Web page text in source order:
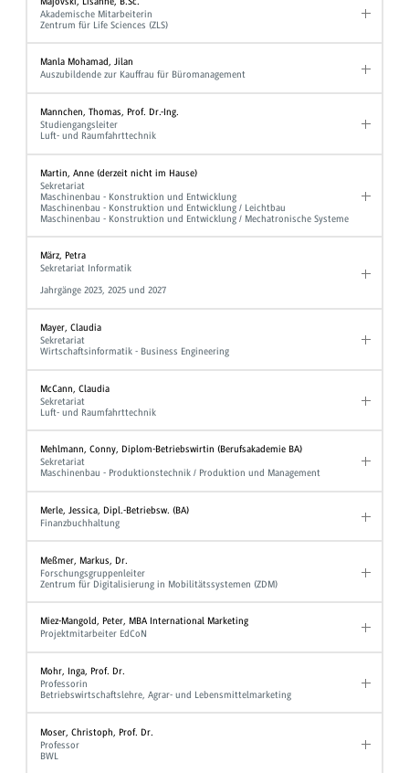
Akademische Mitarbeiterin
Zentrum für Life Sciences (ZLS)
Manla Mohamad, Jilan
Auszubildende zur Kauffrau für Büromanagement
Mannchen, Thomas, Prof. Dr.-Ing.
Studiengangsleiter
Luft- und Raumfahrttechnik
Martin, Anne (derzeit nicht im Hause)
Sekretariat
Maschinenbau - Konstruktion und Entwicklung
Maschinenbau - Konstruktion und Entwicklung / Leichtbau
Maschinenbau - Konstruktion und Entwicklung / Mechatronische Systeme
März, Petra
Sekretariat Informatik
Jahrgänge 2023, 2025 und 2027
Mayer, Claudia
Sekretariat
Wirtschaftsinformatik - Business Engineering
McCann, Claudia
Sekretariat
Luft- und Raumfahrttechnik
Mehlmann, Conny, Diplom-Betriebswirtin (Berufsakademie BA)
Sekretariat
Maschinenbau - Produktionstechnik / Produktion und Management
Merle, Jessica, Dipl.-Betriebsw. (BA)
Finanzbuchhaltung
Meßmer, Markus, Dr.
Forschungsgruppenleiter
Zentrum für Digitalisierung in Mobilitätssystemen (ZDM)
Miez-Mangold, Peter, MBA International Marketing
Projektmitarbeiter EdCoN
Mohr, Inga, Prof. Dr.
Professorin
Betriebswirtschaftslehre, Agrar- und Lebensmittelmarketing
Moser, Christoph, Prof. Dr.
Professor
BWL